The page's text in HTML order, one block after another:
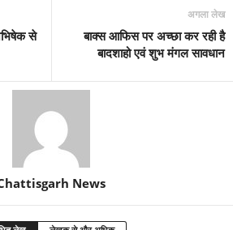
से
अगला लेख
बाक्स आफिस पर अच्छा कर रही है
बादशाहो एवं शुभ मंगल सावधान
News